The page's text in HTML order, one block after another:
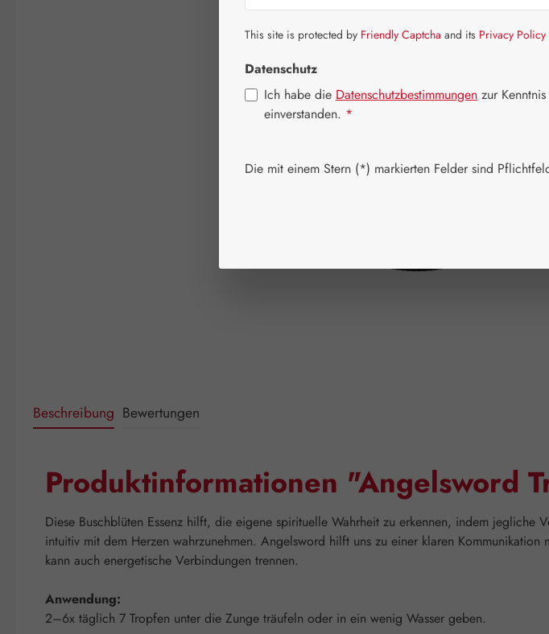
Beschreibung Bewertungen
Produktinformationen "Angelsword
Diese Buschblüten Essenz hilft, die eigene spirituelle Wahrheit zu erkennen, indem
intuitiv mit dem Herzen wahrzunehmen. Angelsword hilft uns zu einer klaren
kann auch energetische Verbindungen trennen.
Anwendung:
2–6x täglich 7 Tropfen unter die Zunge träufeln oder in ein wenig Wasser geben.
This site is protected by Friendly Captcha and its Privacy Policy
Datenschutz
Ich habe die Datenschutzbestimmungen zur
einverstanden. *
Die mit einem Stern (*) markierten Felder sind